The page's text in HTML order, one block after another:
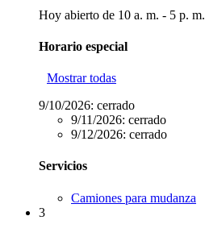
Hoy abierto de 10 a. m. - 5 p. m.
Horario especial
Mostrar todas
9/10/2026: cerrado
9/11/2026: cerrado
9/12/2026: cerrado
Servicios
Camiones para mudanza
3